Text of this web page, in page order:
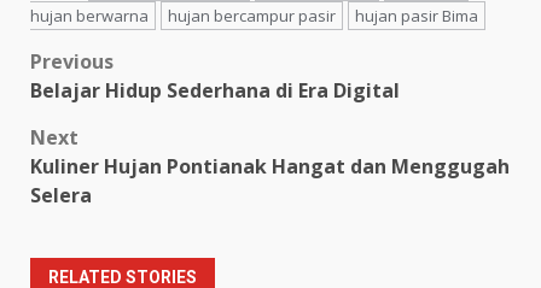
hujan berwarna
hujan bercampur pasir hujan pasir Bima
Post
navigation
Previous
Belajar Hidup Sederhana di Era Digital
Next
Kuliner Hujan Pontianak Hangat dan Menggugah
Selera
RELATED STORIES